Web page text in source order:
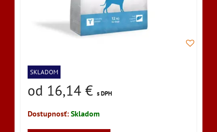
SKLADOM
od 16,14 € s DPH
Dostupnosť: Skladom